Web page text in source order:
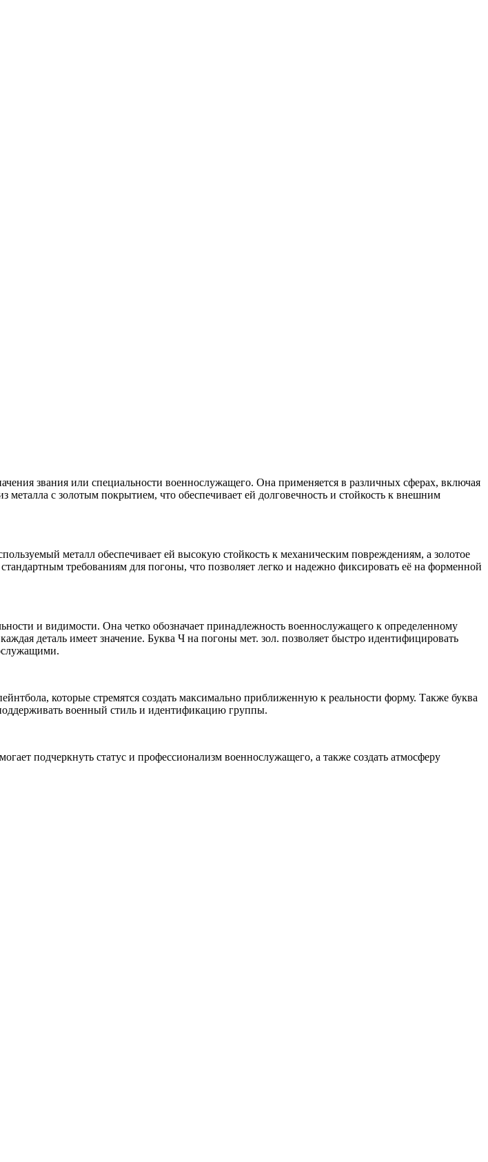
звания или специальности военнослужащего. Она применяется в различных сферах, включая
металла с золотым покрытием, что обеспечивает ей долговечность и стойкость к внешним
металл обеспечивает ей высокую стойкость к механическим повреждениям, а золотое
требованиям для погоны, что позволяет легко и надежно фиксировать её на форменной
и видимости. Она четко обозначает принадлежность военнослужащего к определенному
деталь имеет значение. Буква Ч на погоны мет. зол. позволяет быстро идентифицировать
которые стремятся создать максимально приближенную к реальности форму. Также буква
военный стиль и идентификацию группы.
подчеркнуть статус и профессионализм военнослужащего, а также создать атмосферу